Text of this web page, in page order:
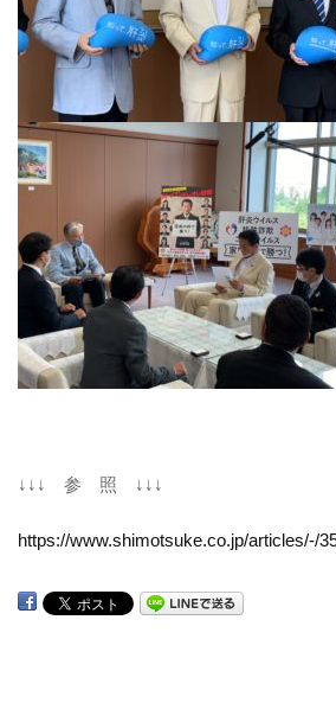
↓↓↓ 参 照 ↓↓↓
https://www.shimotsuke.co.jp/articles/-/